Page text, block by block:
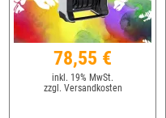
78,55 €
inkl. 19% MwSt.
zzgl. Versandkosten